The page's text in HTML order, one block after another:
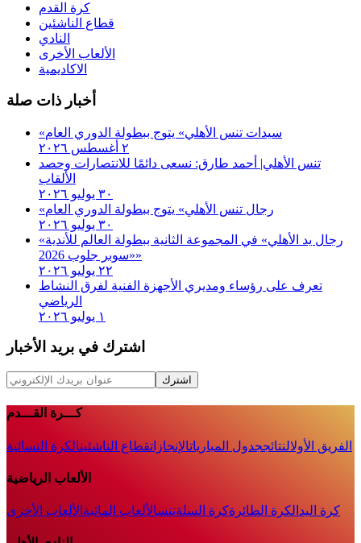
كرة القدم
قطاع الناشئين
النادي
الألعاب الأخرى
الاكاديمية
أخبار ذات صلة
«سيدات تنس الأهلي» يتوج ببطولة الدوري العام
٢ أغسطس ٢٠٢٦
تنس الأهلي| أحمد طارق: نسعى دائمًا للانتصارات وحصد
الألقاب
٣٠ يوليو ٢٠٢٦
«رجال تنس الأهلي» يتوج ببطولة الدوري العام
٣٠ يوليو ٢٠٢٦
«رجال يد الأهلي» في المجموعة الثانية ببطولة العالم للأندية
«سوبر جلوب 2026»
٢٢ يوليو ٢٠٢٦
تعرف على رؤساء ومديري الأجهزة الفنية لفرق النشاط
الرياضي
١ يوليو ٢٠٢٦
اشترك في بريد الأخبار
اشترك
كـــرة القـــدم
الفريق الأولالنتائججدول المبارياتالإنجازاتقطاع الناشئينالكرة النسائية
الألعاب الرياضية
كرة اليد الكرة الطائرةكرة السلةتنسالألعاب المائية الألعاب الأخرى